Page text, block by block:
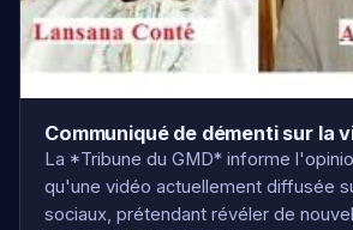
Communiqué de démenti sur la
La *Tribune du GMD* informe
qu'une vidéo actuellement diffusée
sociaux, prétendant révéler de
ÉCONOMIE